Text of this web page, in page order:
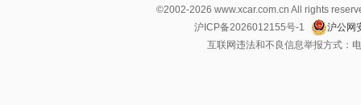
©2002-2026 www.xcar.com.cn All rights
沪ICP备2026012155号-1
沪公网
互联网违法和不良信息举报方式：